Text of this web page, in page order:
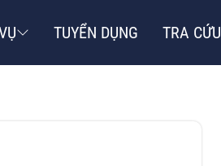
TUYỂN DỤNG TRA CỨU